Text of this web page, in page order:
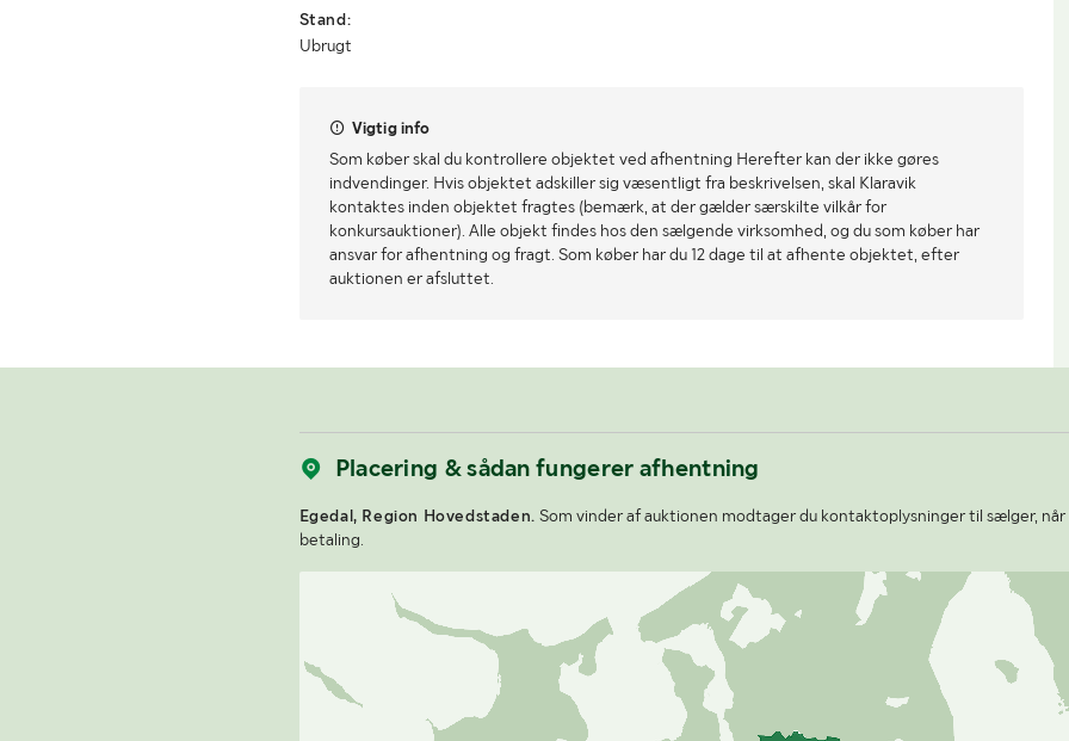
Stand:
Ubrugt
Vigtig info
Som køber skal du kontrollere objektet ved afhentning Herefter kan der ikke gøres
indvendinger. Hvis objektet adskiller sig væsentligt fra beskrivelsen, skal Klaravik
kontaktes inden objektet fragtes (bemærk, at der gælder særskilte vilkår for
konkursauktioner). Alle objekt findes hos den sælgende virksomhed, og du som køber har
ansvar for afhentning og fragt. Som køber har du 12 dage til at afhente objektet, efter
auktionen er afsluttet.
Placering & sådan fungerer afhentning
Egedal, Region Hovedstaden. Som vinder af auktionen modtager du kontaktoplysninger til sælger,
betaling.